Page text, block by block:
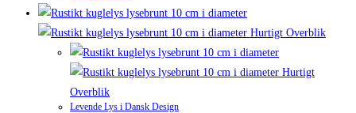
Hurtigt Overblik
Hurtigt
Overblik
Levende Lys i Dansk Design